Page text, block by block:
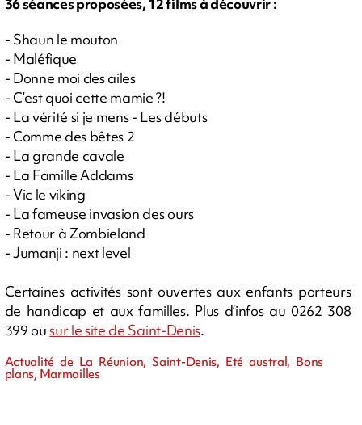
- Shaun le mouton
- Maléfique
- Donne moi des ailes
- C’est quoi cette mamie ?!
- La vérité si je mens - Les débuts
- Comme des bêtes 2
- La grande cavale
- La Famille Addams
- Vic le viking
- La fameuse invasion des ours
- Retour à Zombieland
- Jumanji : next level
Certaines activités sont ouvertes aux enfants porteurs
de handicap et aux familles. Plus d’infos au 0262 308
399 ousur le site de Saint-Denis.
Actualité de La Réunion, Saint-Denis, Eté austral, Bons
plans, Marmailles